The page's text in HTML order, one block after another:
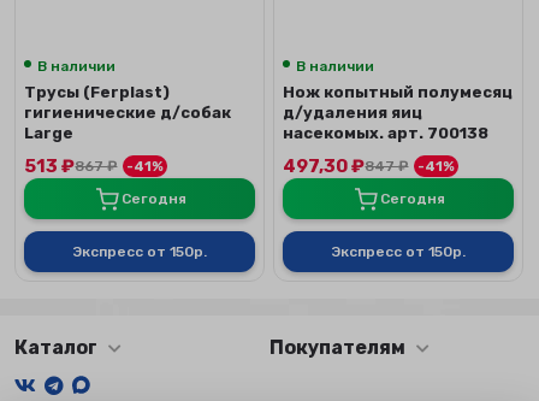
В наличии
Трусы (Ferplast)
гигиенические д/собак
Large
513₽867₽
-41%
Сегодня
Экспресс от 150р.
В наличии
Нож копытный полумесяц
д/удаления яиц
насекомых. арт. 700138
497,30₽847₽
-41%
Сегодня
Экспресс от 150р.
Каталог Покупателям